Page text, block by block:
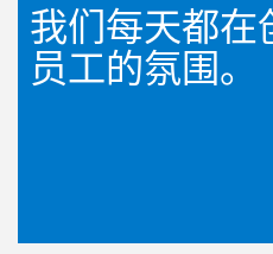
我们每天都在
员工的氛围。